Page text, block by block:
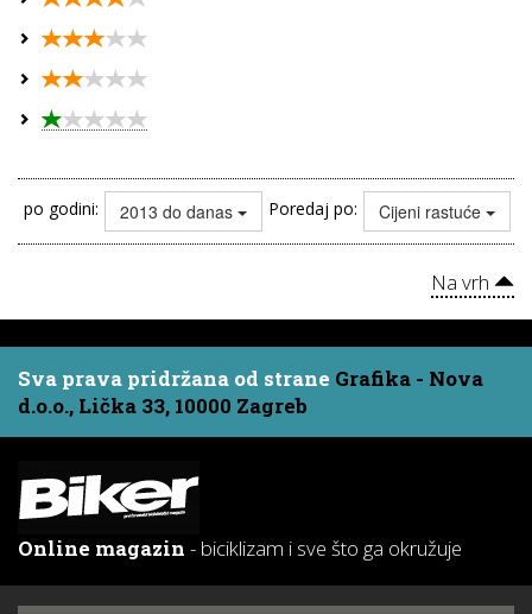
po godini: 2013 do danas Poredaj po: Cijeni rastuće
Na vrh
Sva prava pridržana od strane Grafika - Nova
d.o.o., Lička 33, 10000 Zagreb
Online magazin - biciklizam i sve što ga okružuje